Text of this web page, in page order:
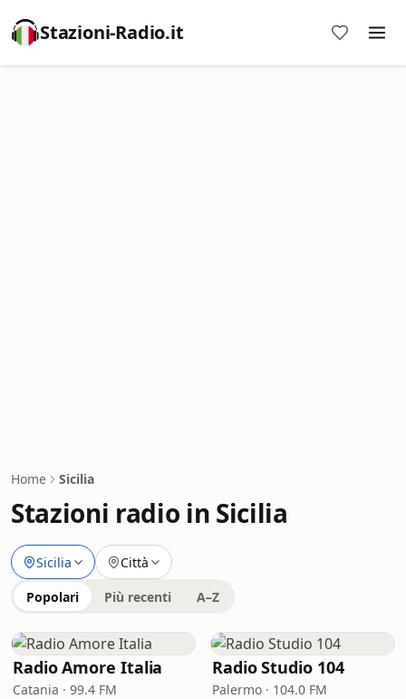
Stazioni-Radio.it
Home Sicilia
Stazioni radio in Sicilia
Sicilia Città
Popolari Più recenti A–Z
Radio Amore Italia
Catania · 99.4 FM
Radio Studio 104
Palermo · 104.0 FM